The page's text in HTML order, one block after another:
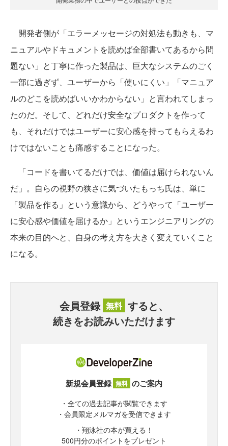
開発者側が「エラーメッセージの対処法も動きも、マ
ニュアルやドキュメントを読めば全部書いてあるから問
題ない」と丁寧に作った製品は、巨大なシステムのごく
一部に過ぎず、ユーザーから「使いにくい」「マニュア
ルのどこを読めばいいかわからない」と言われてしまっ
たのだ。そして、どれだけ安全なプロダクトを作って
も、それだけではユーザーに安心感を持ってもらえるわ
けではないことも痛感することになった。
「コードを書いてるだけでは、価値は届けられないん
だ」。自らの視野の狭さに気づいたもっち氏は、単に
「製品を作る」という意識から、どうやって「ユーザー
に安心感や価値を届けるか」というエンジニアリングの
本来の目的へと、自身の考え方を大きく変えていくこと
になる。
会員登録 無料 すると、
続きをお読みいただけます
新規会員登録 無料 のご案内
・全ての過去記事が閲覧できます
・会員限定メルマガを受信できます
・翔泳社の本が買える！
500円分のポイントをプレゼント